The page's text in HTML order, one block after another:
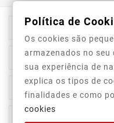
Informação Da Loja
Top Categorias
A Nossa Empresa
Política de
Os cookies são
armazenados no
sua experiência de
explica os tipos de
finalidades e como
cookies